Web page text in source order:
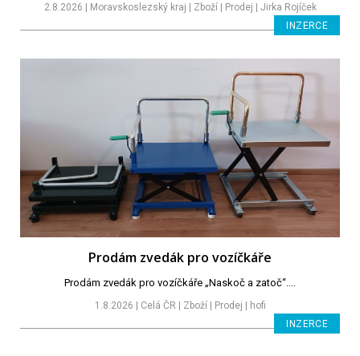
2.8.2026 | Moravskoslezský kraj | Zboží | Prodej | Jirka Rojíček
INZERCE
Prodám zvedák pro vozíčkáře
Prodám zvedák pro vozíčkáře „Naskoč a zatoč“....
1.8.2026 | Celá ČR | Zboží | Prodej | hofi
INZERCE